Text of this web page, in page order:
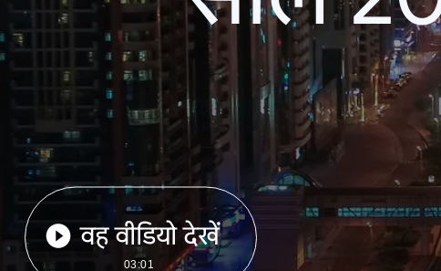
वह वीडियो देखें
03:01